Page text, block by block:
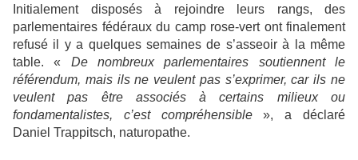
Initialement disposés à rejoindre leurs rangs, des
parlementaires fédéraux du camp rose-vert ont finalement
refusé il y a quelques semaines de s’asseoir à la même
table. « De nombreux parlementaires soutiennent le
référendum, mais ils ne veulent pas s’exprimer, car ils ne
veulent pas être associés à certains milieux ou
fondamentalistes, c’est compréhensible», a déclaré
Daniel Trappitsch, naturopathe.